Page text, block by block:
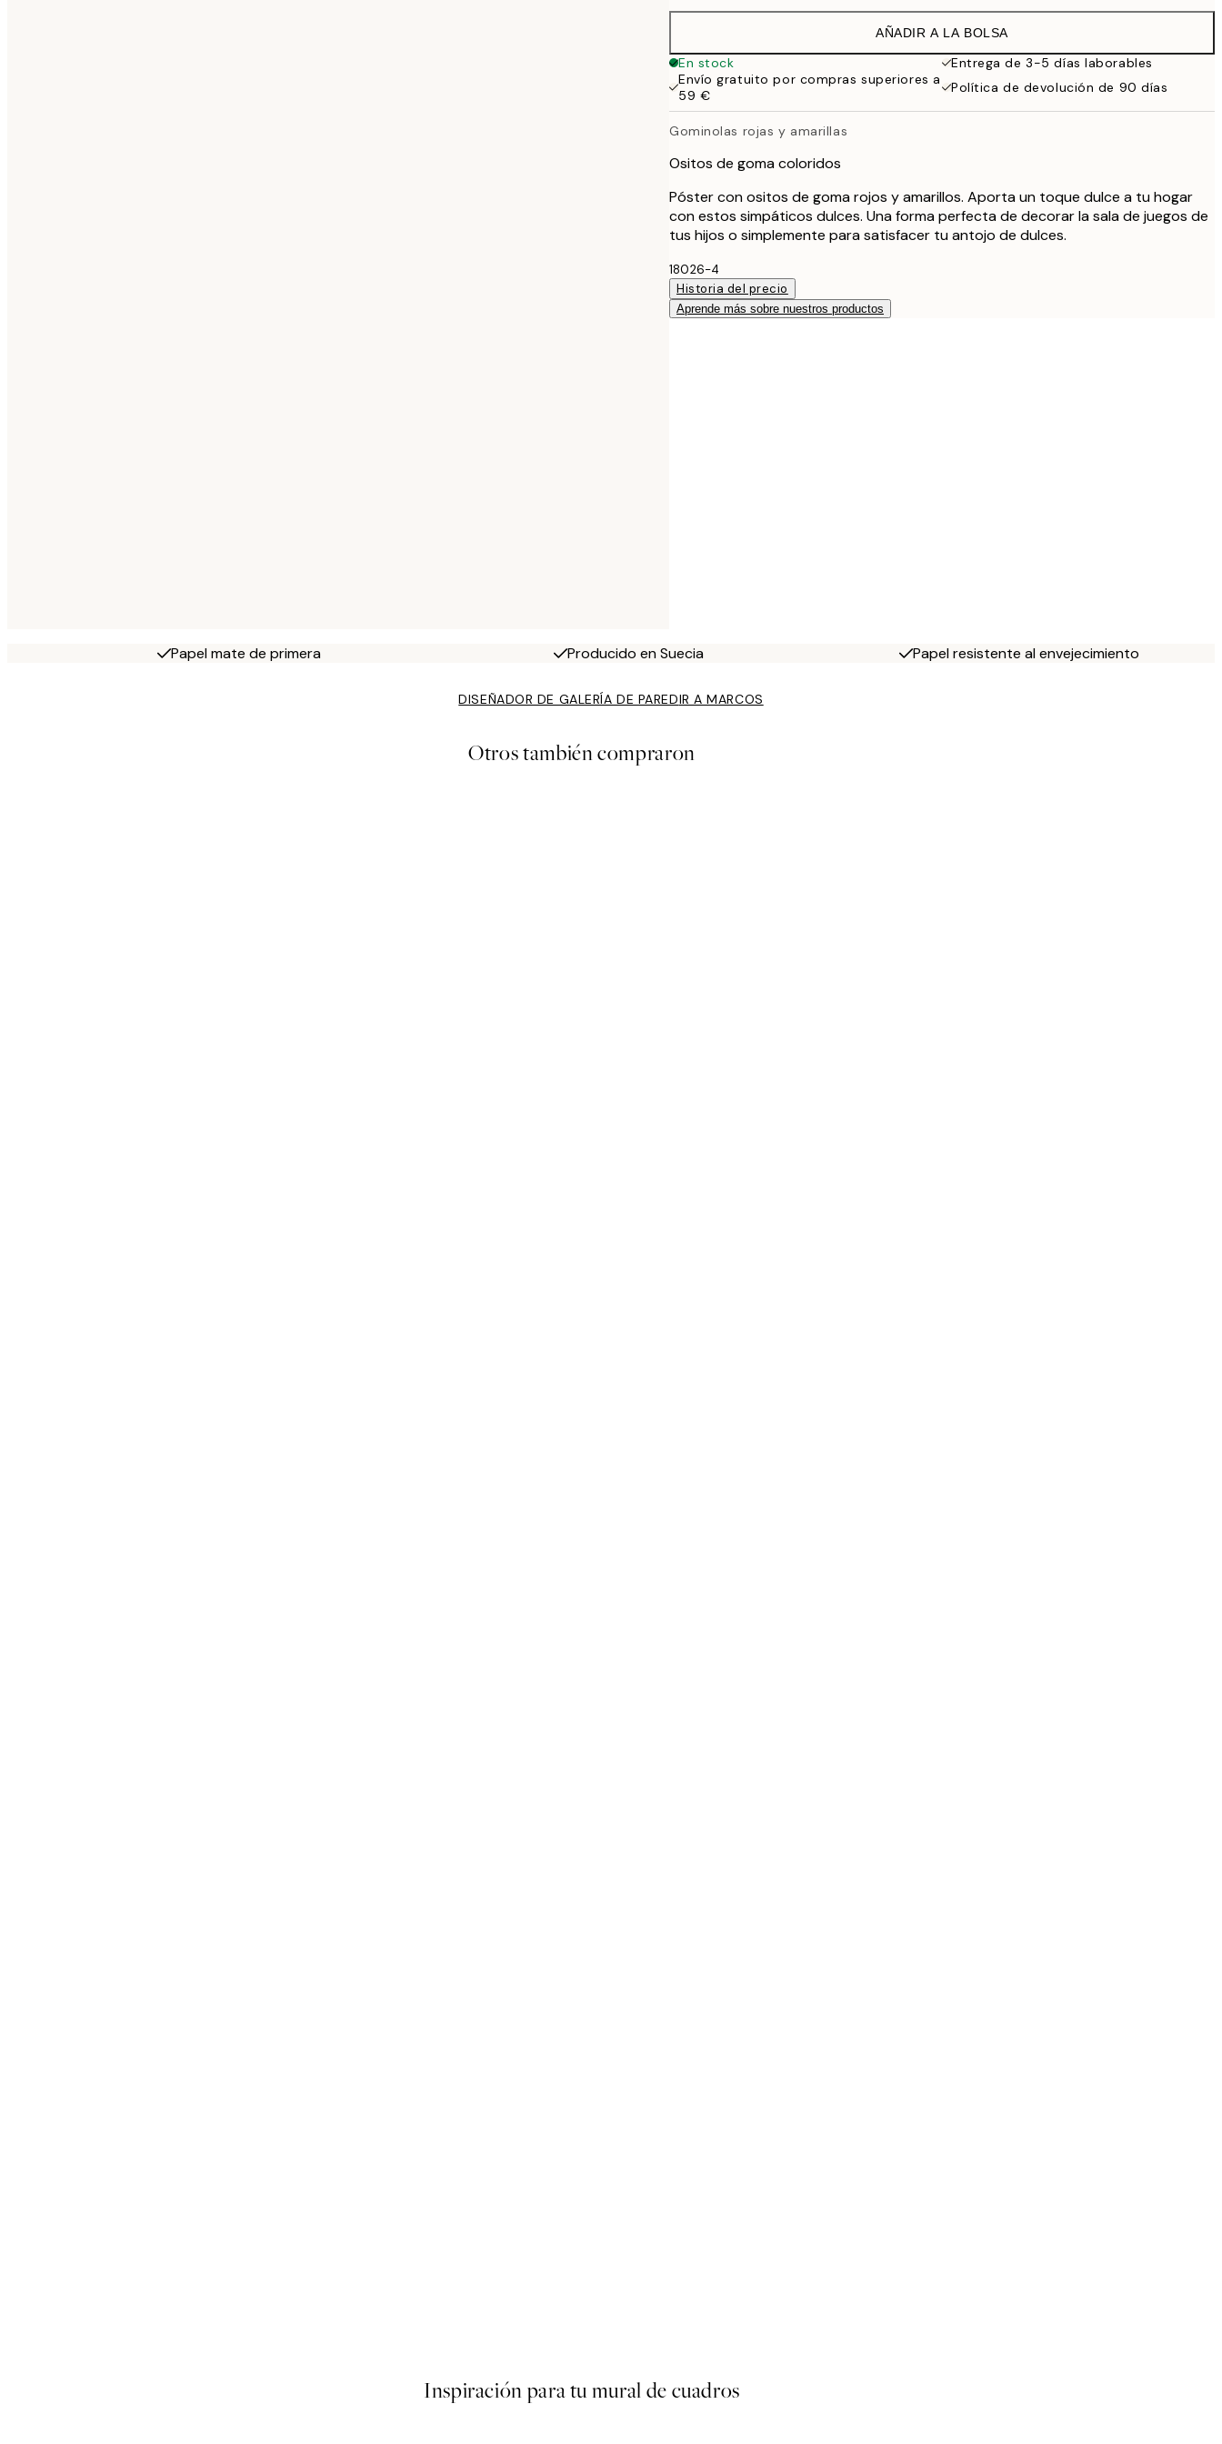
19,95 €
32,45 €
AÑADIR A LA BOLSA
En stock
Entrega de 3-5 días laborables
Envío gratuito por compras superiores a
59 €
Política de devolución de 90 días
Gominolas rojas y amarillas
Ositos de goma coloridos
Póster con ositos de goma rojos y amarillos. Aporta un toque dulce a tu hogar
con estos simpáticos dulces. Una forma perfecta de decorar la sala de juegos de
tus hijos o simplemente para satisfacer tu antojo de dulces.
18026-4
Historia del precio
Aprende más sobre nuestros productos
Papel mate de primera Producido en Suecia Papel resistente al envejecimiento
DISEÑADOR DE GALERÍA DE PAREDIR A MARCOS
Otros también compraron
Inspiración para tu mural de cuadros